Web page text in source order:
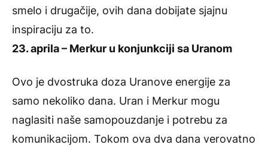
smelo i drugačije, ovih dana dobijate sjajnu
inspiraciju za to.
23. aprila – Merkur u konjunkciji sa Uranom
Ovo je dvostruka doza Uranove energije za
samo nekoliko dana. Uran i Merkur mogu
naglasiti naše samopouzdanje i potrebu za
komunikacijom. Tokom ova dva dana verovatno